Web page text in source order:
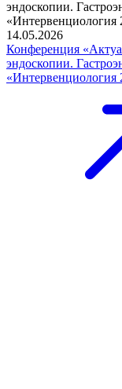
14.05.2026
Конференция
эндоскопии.
«Интервенциология